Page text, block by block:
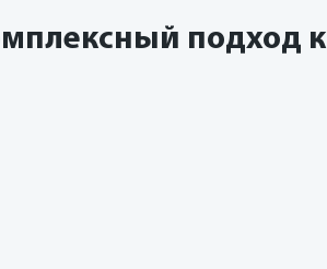
подход к